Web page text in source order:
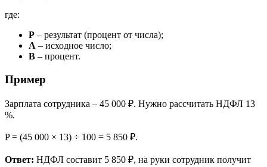
где:
P – результат (процент от числа);
A – исходное число;
B – процент.
Пример
Зарплата сотрудника – 45 000 ₽. Нужно рассчитать НДФЛ 13
%.
P = (45 000 × 13) ÷ 100 = 5 850 ₽.
Ответ: НДФЛ составит 5 850 ₽, на руки сотрудник получит